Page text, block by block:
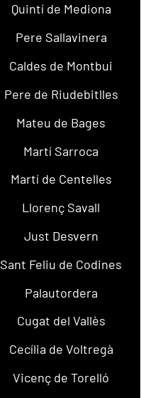
Quintí de Mediona
Pere Sallavinera
Caldes de Montbui
Pere de Riudebitlles
Mateu de Bages
Martí Sarroca
Martí de Centelles
Llorenç Savall
Just Desvern
Sant Feliu de Codines
Palautordera
Cugat del Vallès
Cecília de Voltregà
Vicenç de Torelló